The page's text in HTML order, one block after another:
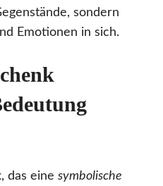
sondern
Emotionen in sich.
das eine symbolische